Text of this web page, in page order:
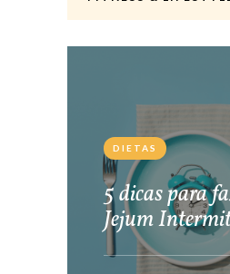
DIETAS
5 dicas para
Jejum